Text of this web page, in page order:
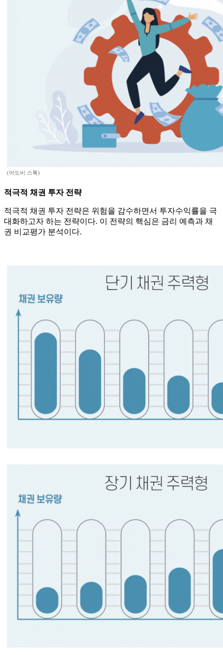
(어도비 스톡)
적극적 채권 투자 전략
적극적 채권 투자 전략은 위험을 감수하면서 투자수익률을 극
대화하고자 하는 전략이다. 이 전략의 핵심은 금리 예측과 채
권 비교평가 분석이다.